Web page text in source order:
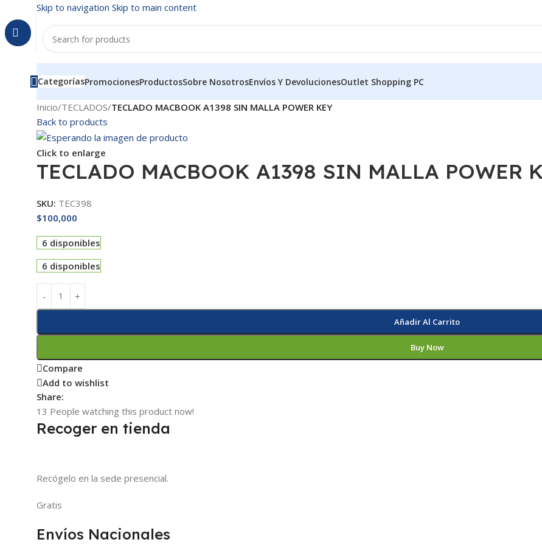
Skip to navigation Skip to main content
CategoríasPromocionesProductosSobre NosotrosEnvíos Y DevolucionesOutlet Shopping PC
Inicio/TECLADOS/TECLADO MACBOOK A1398 SIN MALLA POWER KEY
Back to products
Click to enlarge
TECLADO MACBOOK A1398 SIN MALLA POWER
SKU: TEC398
$100,000
6 disponibles
6 disponibles
Añadir Al Carrito
Buy Now
Compare
Add to wishlist
Share:
13 People watching this product now!
Recoger en tienda
Recógelo en la sede presencial.
Gratis
Envíos Nacionales